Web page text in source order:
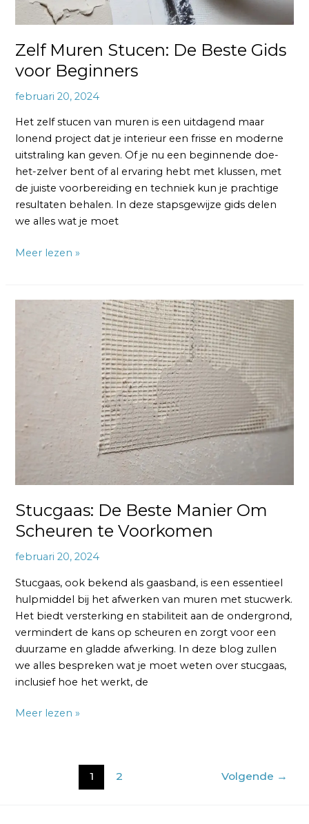
Zelf Muren Stucen: De Beste Gids
voor Beginners
februari 20, 2024
Het zelf stucen van muren is een uitdagend maar
lonend project dat je interieur een frisse en moderne
uitstraling kan geven. Of je nu een beginnende doe-
het-zelver bent of al ervaring hebt met klussen, met
de juiste voorbereiding en techniek kun je prachtige
resultaten behalen. In deze stapsgewijze gids delen
we alles wat je moet
Meer lezen »
Stucgaas: De Beste Manier Om
Scheuren te Voorkomen
februari 20, 2024
Stucgaas, ook bekend als gaasband, is een essentieel
hulpmiddel bij het afwerken van muren met stucwerk.
Het biedt versterking en stabiliteit aan de ondergrond,
vermindert de kans op scheuren en zorgt voor een
duurzame en gladde afwerking. In deze blog zullen
we alles bespreken wat je moet weten over stucgaas,
inclusief hoe het werkt, de
Manier
Scheuren
Voorkomen
Meer lezen »
1 2 Volgende →